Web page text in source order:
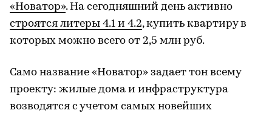
«Новатор». На сегодняшний день активно
строятся литеры 4.1 и 4.2, купить квартиру в
которых можно всего от 2,5 млн руб.
Само название «Новатор» задает тон всему
проекту: жилые дома и инфраструктура
возводятся с учетом самых новейших